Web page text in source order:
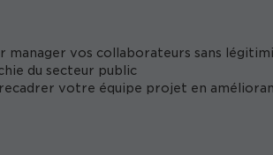
manager vos collaborateurs sans
du secteur public
votre équipe projet en